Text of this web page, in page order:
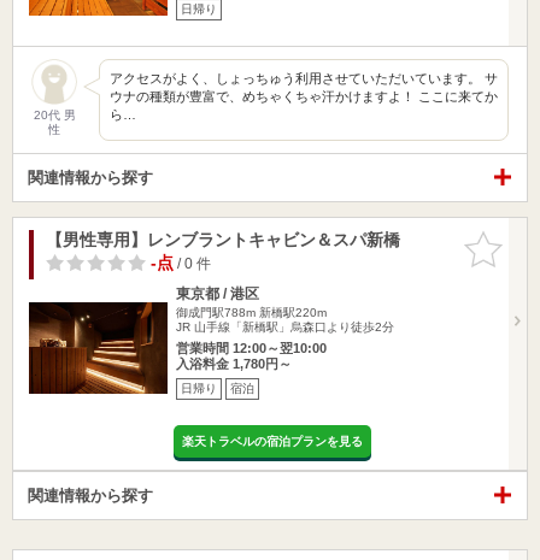
日帰り
20代 男
性
アクセスがよく、しょっちゅう利用させていただいています。 サ
ウナの種類が豊富で、めちゃくちゃ汗かけますよ！ ここに来てか
ら…
関連情報から探す
お気に入
りに追加
【男性専用】レンブラントキャビン＆スパ新橋
-点/ 0 件
東京都 / 港区
御成門駅788m 新橋駅220m
JR 山手線「新橋駅」烏森口より徒歩2分
営業時間 12:00～翌10:00
入浴料金 1,780円～
日帰り 宿泊
楽天トラベルの宿泊プランを見る
関連情報から探す